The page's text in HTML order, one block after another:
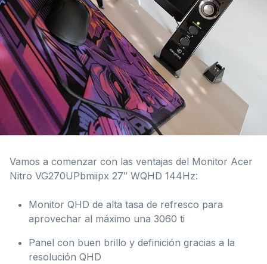
Vamos a comenzar con las ventajas del Monitor Acer
Nitro VG270UPbmiipx 27″ WQHD 144Hz:
Monitor QHD de alta tasa de refresco para
aprovechar al máximo una 3060 ti
Panel con buen brillo y definición gracias a la
resolución QHD